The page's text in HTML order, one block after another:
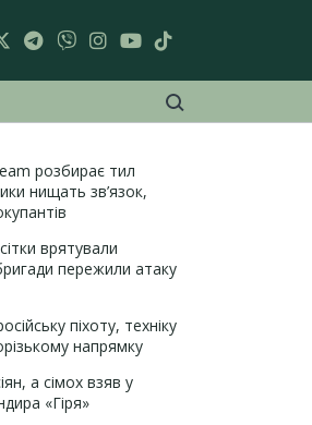
розбирає тил
нищать зв’язок,
врятували
пережили атаку
піхоту, техніку
напрямку
а сімох взяв у
«Гіря»